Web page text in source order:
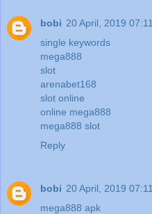
bobi 20 April, 2019 07:11
single keywords
mega888
slot
arenabet168
slot online
online mega888
mega888 slot
Reply
bobi 20 April, 2019 07:11
mega888 apk